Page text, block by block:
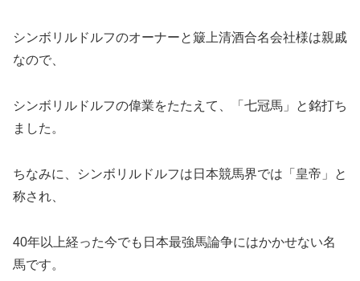
シンボリルドルフのオーナーと簸上清酒合名会社様は親戚
なので、
シンボリルドルフの偉業をたたえて、「七冠馬」と銘打ち
ました。
ちなみに、シンボリルドルフは日本競馬界では「皇帝」と
称され、
40年以上経った今でも日本最強馬論争にはかかせない名
馬です。